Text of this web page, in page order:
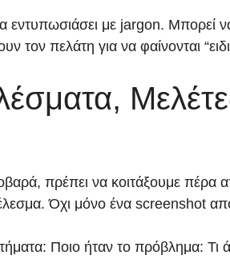
με jargon. Μπορεί να
τον πελάτη για να φαίνονται
πρέπει να κοιτάξουμε πέρα
Όχι μόνο ένα screenshot
Ποιο ήταν το πρόβλημα: Τι